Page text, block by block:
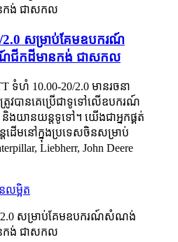
2.0 សម្រាប់គែមឧបករណ៍
កដីមានកង់ ជាសកល
ទំហំ 10.00-20/2.0 មានរចនា
រូវបានគេប្រើជាទូទៅលើឧបករណ៍
យានយន្តទូទៅ។ យើងជាអ្នកផ្គត់
ដើមនៅក្នុងប្រទេសចិនសម្រាប់
Liebherr, John Deere
លម្អិត